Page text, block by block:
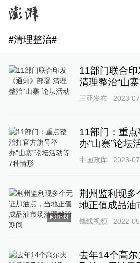
#清理整治#
11部门联合
清理整治“山
三亚发布 2023-
11部门：重
办“山寨”论坛
中国政库 2023-
01:49
荆州监利现多
地正值成品油
锋线视频 2022-
去年14个高